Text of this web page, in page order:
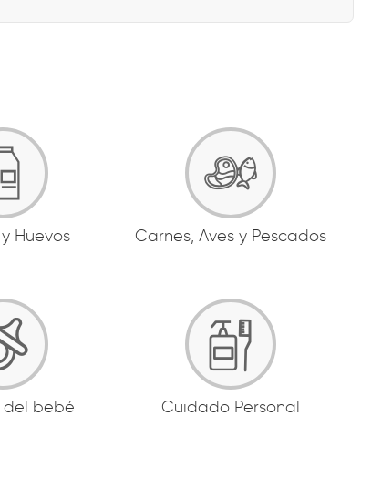
Huevos Carnes, Aves y Pescados
bebé Cuidado Personal